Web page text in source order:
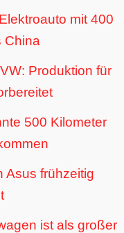
mit 400
China
Produktion für
500 Kilometer
Asus frühzeitig
ist als großer